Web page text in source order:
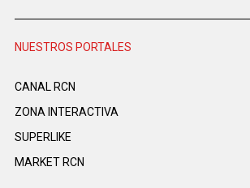
NUESTROS PORTALES
CANAL RCN
ZONA INTERACTIVA
SUPERLIKE
MARKET RCN